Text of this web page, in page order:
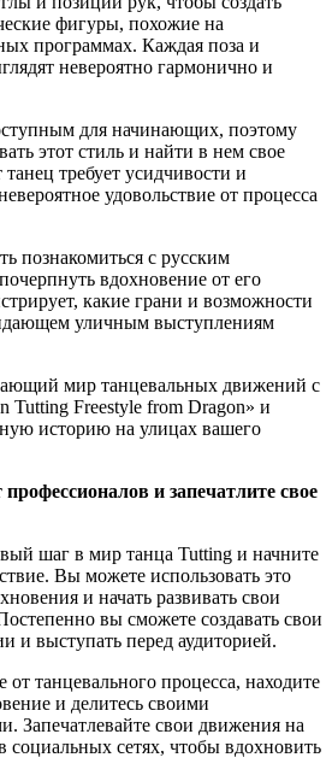
фигуры, похожие на
программах. Каждая поза и
невероятно гармонично и
для начинающих, поэтому
этот стиль и найти в нем свое
требует усидчивости и
удовольствие от процесса
познакомиться с русским
вдохновение от его
какие грани и возможности
уличным выступлениям
мир танцевальных движений с
Tutting Freestyle from Dragon» и
историю на улицах вашего
и запечатлите свое
шаг в мир танца Tutting и начните
Вы можете использовать это
и начать развивать свои
вы сможете создавать свои
и выступать перед аудиторией.
от танцевального процесса, находите
и делитесь своими
Запечатлевайте свои движения на
социальных сетях, чтобы вдохновить